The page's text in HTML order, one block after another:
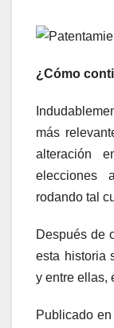
¿Cómo
más
alteración
elecciones
rodando tal
Después de
esta historia
y entre ellas,
Publicado